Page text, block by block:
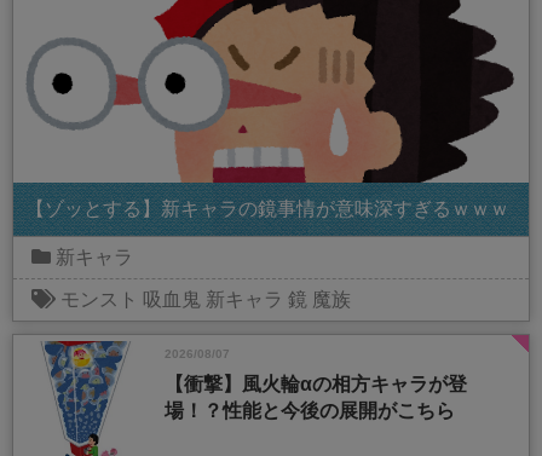
【ゾッとする】新キャラの鏡事情が意味深すぎるｗｗｗ
新キャラ
モンスト 吸血鬼 新キャラ 鏡 魔族
2026/08/07
【衝撃】風火輪αの相方キャラが登
場！？性能と今後の展開がこちら